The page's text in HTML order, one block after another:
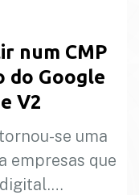
num CMP
do Google
V2
se uma
empresas que